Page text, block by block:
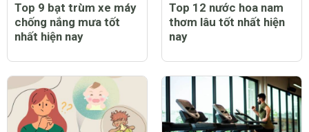
Top 9 bạt trùm xe máy
chống nắng mưa tốt
nhất hiện nay
Top 12 nước hoa nam
thơm lâu tốt nhất hiện
nay